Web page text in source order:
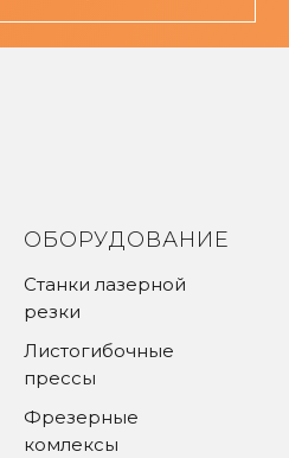
ОБОРУДОВАНИЕ
Станки лазерной
резки
Листогибочные
прессы
Фрезерные
комлексы